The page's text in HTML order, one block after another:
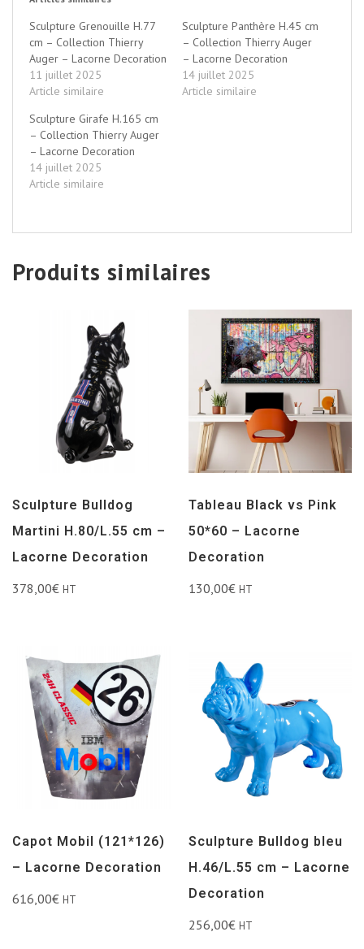
Sculpture Grenouille H.77
cm – Collection Thierry
Auger – Lacorne Decoration
11 juillet 2025
Article similaire
Sculpture Panthère H.45 cm
– Collection Thierry Auger
– Lacorne Decoration
14 juillet 2025
Article similaire
Sculpture Girafe H.165 cm
– Collection Thierry Auger
– Lacorne Decoration
14 juillet 2025
Article similaire
Produits similaires
Sculpture Bulldog
Martini H.80/L.55 cm –
Lacorne Decoration
378,00€ HT
Tableau Black vs Pink
50*60 – Lacorne
Decoration
130,00€ HT
Capot Mobil (121*126)
– Lacorne Decoration
616,00€ HT
Sculpture Bulldog bleu
H.46/L.55 cm – Lacorne
Decoration
256,00€ HT